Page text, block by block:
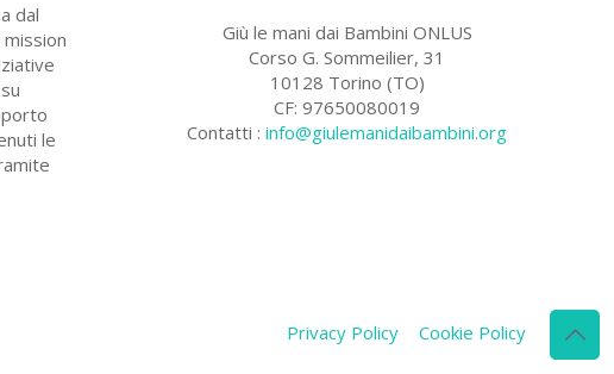
dal
le
Giù le mani dai Bambini ONLUS
Corso G. Sommeilier, 31
10128 Torino (TO)
CF: 97650080019
Contatti :info@giulemanidaibambini.org
Privacy Policy Cookie Policy